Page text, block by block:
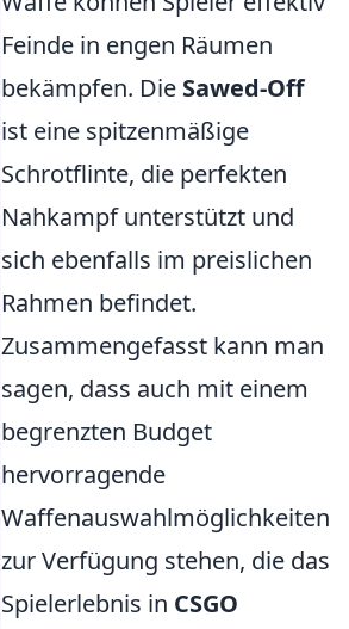
Feinde in engen Räumen
bekämpfen. Die Sawed-Off
ist eine spitzenmäßige
Schrotflinte, die perfekten
Nahkampf unterstützt und
sich ebenfalls im preislichen
Rahmen befindet.
Zusammengefasst kann man
sagen, dass auch mit einem
begrenzten Budget
hervorragende
Waffenauswahlmöglichkeiten
zur Verfügung stehen, die das
Spielerlebnis in CSGO